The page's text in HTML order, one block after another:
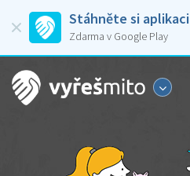
Stáhněte si aplikaci
Zdarma v Google Play